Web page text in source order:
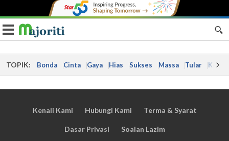
Toggle navigation
TOPIK: Bonda Cinta Gaya Hias Sukses Massa Tular Kes
Kenali Kami Hubungi Kami Terma & Syarat
Dasar Privasi Soalan Lazim